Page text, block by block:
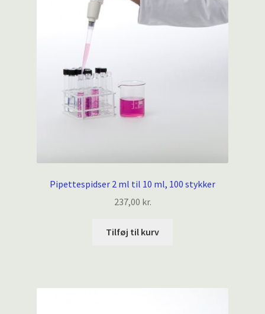
Pipettespidser 2 ml til 10 ml, 100 stykker
237,00 kr.
Tilføj til kurv